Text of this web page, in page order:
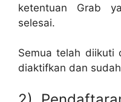
ketentuan Grab
selesai.
Semua telah diikuti
diaktifkan dan